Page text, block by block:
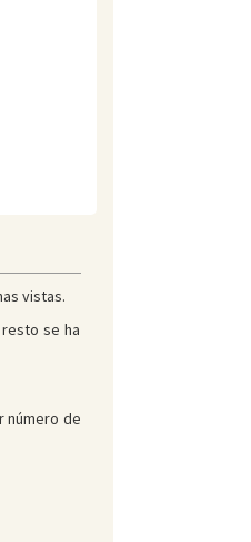
vistas.
se ha
número de